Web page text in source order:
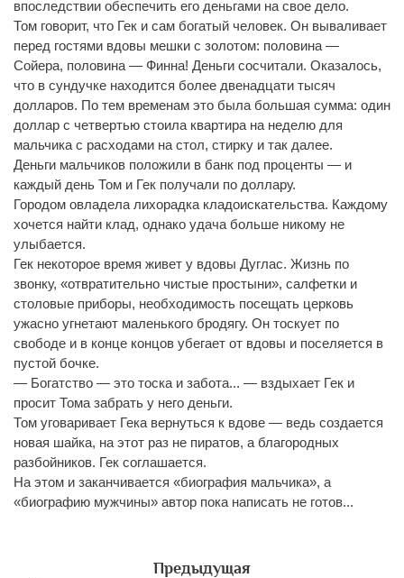
впоследствии обеспечить его деньгами на свое дело.
Том говорит, что Гек и сам богатый человек. Он вываливает
перед гостями вдовы мешки с золотом: половина —
Сойера, половина — Финна! Деньги сосчитали. Оказалось,
что в сундучке находится более двенадцати тысяч
долларов. По тем временам это была большая сумма: один
доллар с четвертью стоила квартира на неделю для
мальчика с расходами на стол, стирку и так далее.
Деньги мальчиков положили в банк под проценты — и
каждый день Том и Гек получали по доллару.
Городом овладела лихорадка кладоискательства. Каждому
хочется найти клад, однако удача больше никому не
улыбается.
Гек некоторое время живет у вдовы Дуглас. Жизнь по
звонку, «отвратительно чистые простыни», салфетки и
столовые приборы, необходимость посещать церковь
ужасно угнетают маленького бродягу. Он тоскует по
свободе и в конце концов убегает от вдовы и поселяется в
пустой бочке.
— Богатство — это тоска и забота... — вздыхает Гек и
просит Тома забрать у него деньги.
Том уговаривает Гека вернуться к вдове — ведь создается
новая шайка, на этот раз не пиратов, а благородных
разбойников. Гек соглашается.
На этом и заканчивается «биография мальчика», а
«биографию мужчины» автор пока написать не готов...
Предыдущая